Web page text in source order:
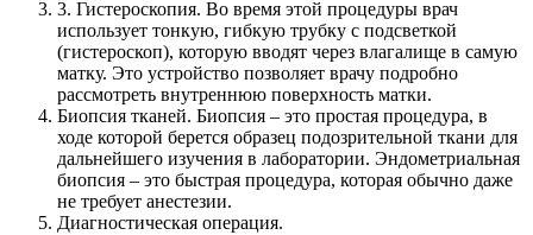
3. Гистероскопия. Во время этой процедуры врач
использует тонкую, гибкую трубку с подсветкой
(гистероскоп), которую вводят через влагалище в самую
матку. Это устройство позволяет врачу подробно
рассмотреть внутреннюю поверхность матки.
Биопсия тканей. Биопсия – это простая процедура, в
ходе которой берется образец подозрительной ткани для
дальнейшего изучения в лаборатории. Эндометриальная
биопсия – это быстрая процедура, которая обычно даже
не требует анестезии.
Диагностическая операция.